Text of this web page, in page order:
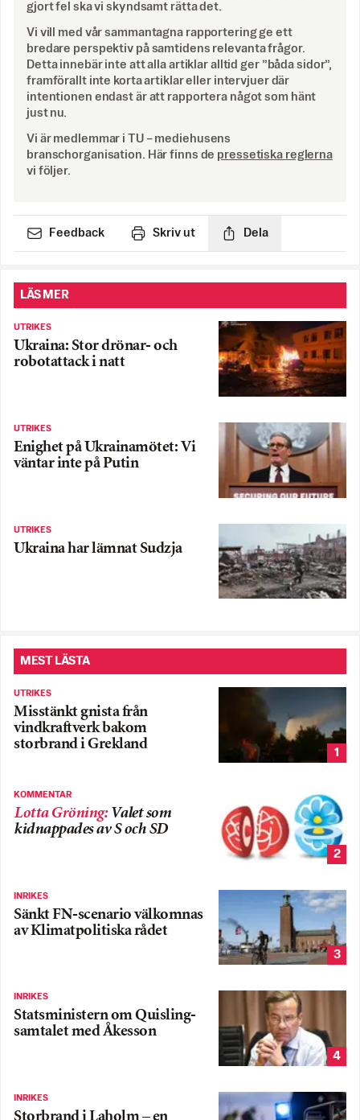
gjort fel ska vi skyndsamt rätta det.
Vi vill med vår sammantagna rapportering ge ett
bredare perspektiv på samtidens relevanta frågor.
Detta innebär inte att alla artiklar alltid ger ”båda sidor”,
framförallt inte korta artiklar eller intervjuer där
intentionen endast är att rapportera något som hänt
just nu.
Vi är medlemmar i TU – mediehusens
branschorganisation. Här finns de pressetiska reglerna
vi följer.
Feedback Skriv ut Dela
LÄS MER
UTRIKES
Ukraina: Stor drönar- och
robotattack i natt
UTRIKES
Enighet på Ukrainamötet: Vi
väntar inte på Putin
UTRIKES
Ukraina har lämnat Sudzja
MEST LÄSTA
UTRIKES
Misstänkt gnista från
vindkraftverk bakom
storbrand i Grekland
1
KOMMENTAR
Lotta Gröning: Valet som
kidnappades av S och SD
2
INRIKES
Sänkt FN-scenario välkomnas
av Klimatpolitiska rådet
3
INRIKES
Statsministern om Quisling-
samtalet med Åkesson
4
INRIKES